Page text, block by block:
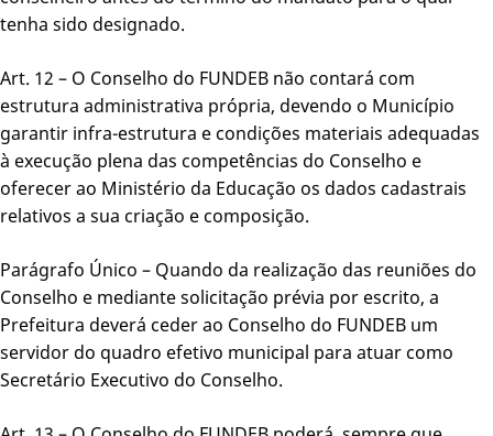
tenha sido designado.
Art. 12 – O Conselho do FUNDEB não contará com
estrutura administrativa própria, devendo o Município
garantir infra-estrutura e condições materiais adequadas
à execução plena das competências do Conselho e
oferecer ao Ministério da Educação os dados cadastrais
relativos a sua criação e composição.
Parágrafo Único – Quando da realização das reuniões do
Conselho e mediante solicitação prévia por escrito, a
Prefeitura deverá ceder ao Conselho do FUNDEB um
servidor do quadro efetivo municipal para atuar como
Secretário Executivo do Conselho.